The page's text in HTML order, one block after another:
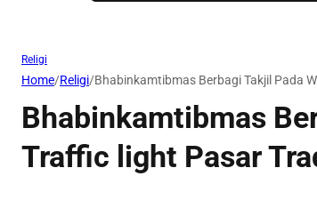
Religi
Home/Religi/Bhabinkamtibmas Berbagi Takjil Pada
Bhabinkamtibmas
Traffic light Pasar